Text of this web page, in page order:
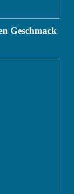
Geschmack